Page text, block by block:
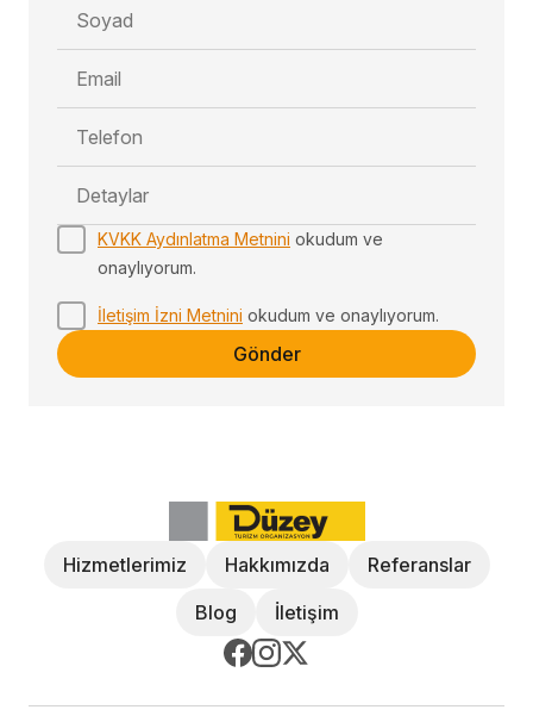
KVKK Aydınlatma Metnini okudum ve
onaylıyorum.
İletişim İzni Metnini okudum ve onaylıyorum.
Gönder
Hizmetlerimiz Hakkımızda
Referanslar
Blog
İletişim